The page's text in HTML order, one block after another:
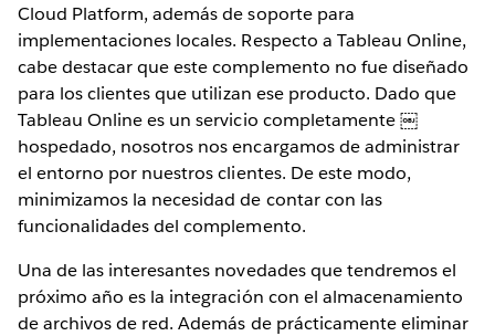
Cloud Platform, además de soporte para
implementaciones locales. Respecto a Tableau Online,
cabe destacar que este complemento no fue diseñado
para los clientes que utilizan ese producto. Dado que
Tableau Online es un servicio completamente ￼
hospedado, nosotros nos encargamos de administrar
el entorno por nuestros clientes. De este modo,
minimizamos la necesidad de contar con las
funcionalidades del complemento.
Una de las interesantes novedades que tendremos el
próximo año es la integración con el almacenamiento
de archivos de red. Además de prácticamente eliminar